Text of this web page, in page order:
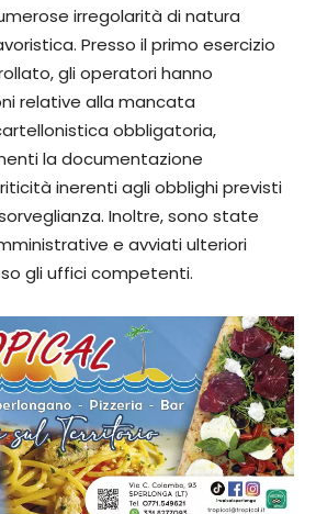
irregolarità di natura
Presso il primo esercizio
gli operatori hanno
relative alla mancata
obbligatoria,
la documentazione
inerenti agli obblighi previsti
Inoltre, sono state
e avviati ulteriori
gli uffici competenti.